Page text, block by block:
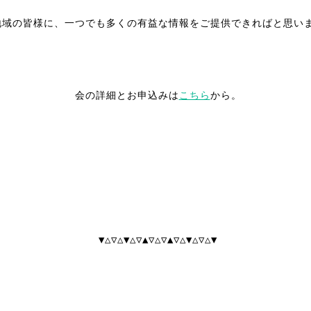
の皆様に、一つでも多くの有益な情報をご提供できればと思い
会の詳細とお申込みは こちらから。
▼△▽△▼△▽▲▽△▽▲▽△▼△▽△▼